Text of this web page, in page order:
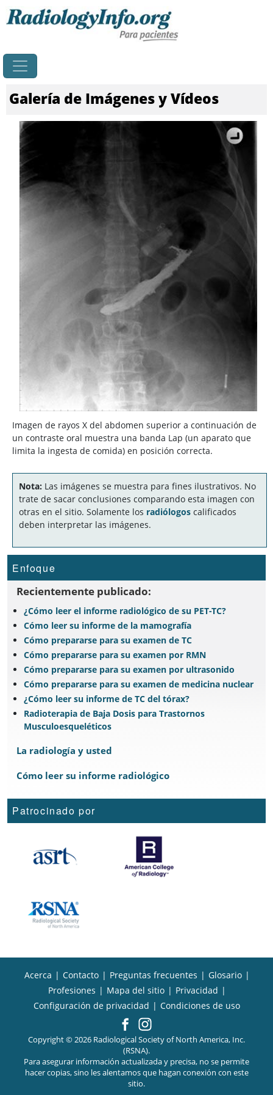
Galería de Imágenes y Vídeos
Imagen de rayos X del abdomen superior a continuación de
un contraste oral muestra una banda Lap (un aparato que
limita la ingesta de comida) en posición correcta.
Nota: Las imágenes se muestra para fines ilustrativos. No
trate de sacar conclusiones comparando esta imagen con
otras en el sitio. Solamente los radiólogos calificados
deben interpretar las imágenes.
Enfoque
Recientemente publicado:
¿Cómo leer el informe radiológico de su PET-TC?
Cómo leer su informe de la mamografía
Cómo prepararse para su examen de TC
Cómo prepararse para su examen por RMN
Cómo prepararse para su examen por ultrasonido
Cómo prepararse para su examen de medicina nuclear
¿Cómo leer su informe de TC del tórax?
Radioterapia de Baja Dosis para Trastornos
Musculoesqueléticos
La radiología y usted
Cómo leer su informe radiológico
Patrocinado por
Acerca | Contacto | Preguntas frecuentes | Glosario |
Profesiones | Mapa del sitio | Privacidad |
Configuración de privacidad | Condiciones de uso
Copyright © 2026 Radiological Society of North America, Inc.
(RSNA).
Para asegurar información actualizada y precisa, no se permite
hacer copias, sino les alentamos que hagan conexión con este
sitio.